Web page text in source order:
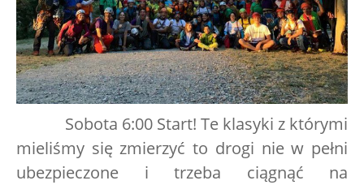
Sobota 6:00 Start! Te klasyki z którymi
mieliśmy się zmierzyć to drogi nie w pełni
ubezpieczone i trzeba ciągnąć na